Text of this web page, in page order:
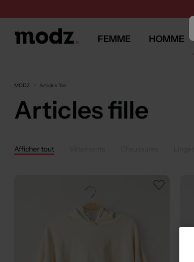
FEMME HOMME
MODZ Articles fille
Articles fille
Afficher tout